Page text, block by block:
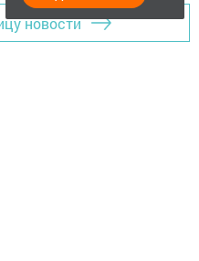
новости